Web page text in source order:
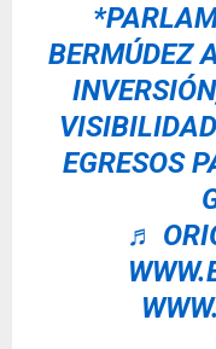
BERMÚDEZ
EGRESOS
♬